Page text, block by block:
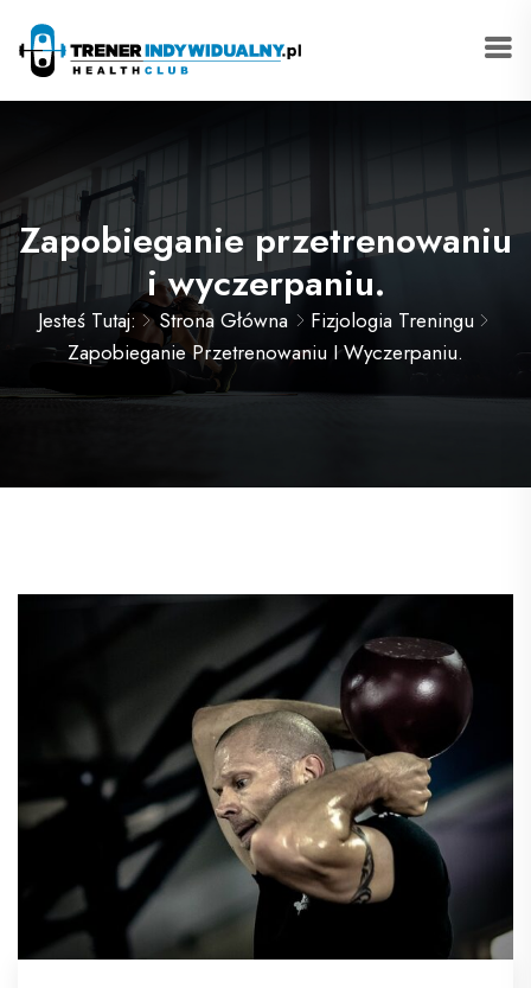
Zapobieganie przetrenowaniu
i wyczerpaniu.
Jesteś Tutaj: Strona Główna
Fizjologia Treningu
Zapobieganie Przetrenowaniu I Wyczerpaniu.